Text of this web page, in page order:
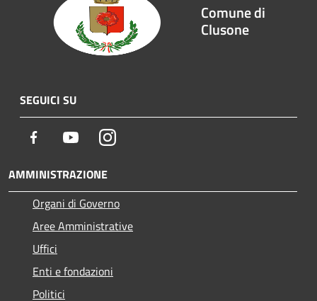
Comune di
Clusone
SEGUICI SU
Facebook YoutubeInstagram
AMMINISTRAZIONE
Organi di Governo
Aree Amministrative
Uffici
Enti e fondazioni
Politici